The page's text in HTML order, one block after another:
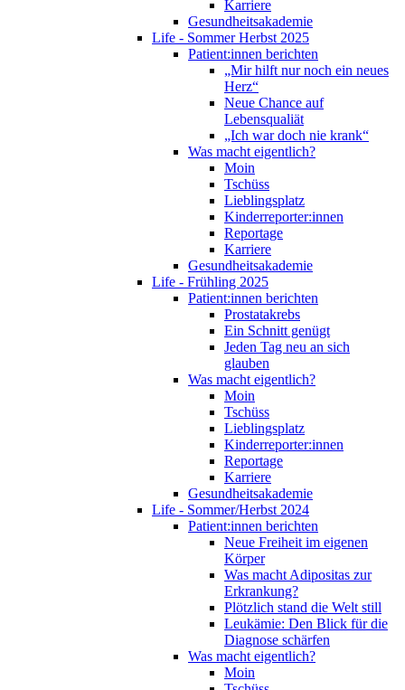
Karriere
Gesundheitsakademie
Life - Sommer Herbst 2025
Patient:innen berichten
„Mir hilft nur noch ein neues
Herz“
Neue Chance auf
Lebensqualiät
„Ich war doch nie krank“
Was macht eigentlich?
Moin
Tschüss
Lieblingsplatz
Kinderreporter:innen
Reportage
Karriere
Gesundheitsakademie
Life - Frühling 2025
Patient:innen berichten
Prostatakrebs
Ein Schnitt genügt
Jeden Tag neu an sich
glauben
Was macht eigentlich?
Moin
Tschüss
Lieblingsplatz
Kinderreporter:innen
Reportage
Karriere
Gesundheitsakademie
Life - Sommer/Herbst 2024
Patient:innen berichten
Neue Freiheit im eigenen
Körper
Was macht Adipositas zur
Erkrankung?
Plötzlich stand die Welt still
Leukämie: Den Blick für die
Diagnose schärfen
Was macht eigentlich?
Moin